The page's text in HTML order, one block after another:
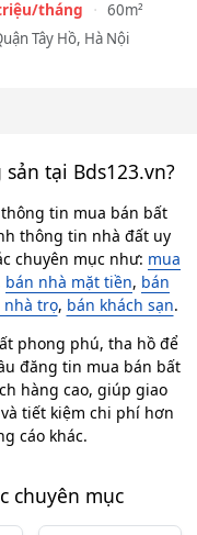
tháng
60m²
Tây Hồ, Hà Nội
tại Bds123.vn?
tin mua bán bất
thông tin nhà đất uy
chuyên mục như: mua
bán nhà mặt tiền, bán
nhà trọ, bán khách sạn.
phong phú, tha hồ để
đăng tin mua bán bất
hàng cao, giúp giao
tiết kiệm chi phí hơn
cáo khác.
chuyên mục